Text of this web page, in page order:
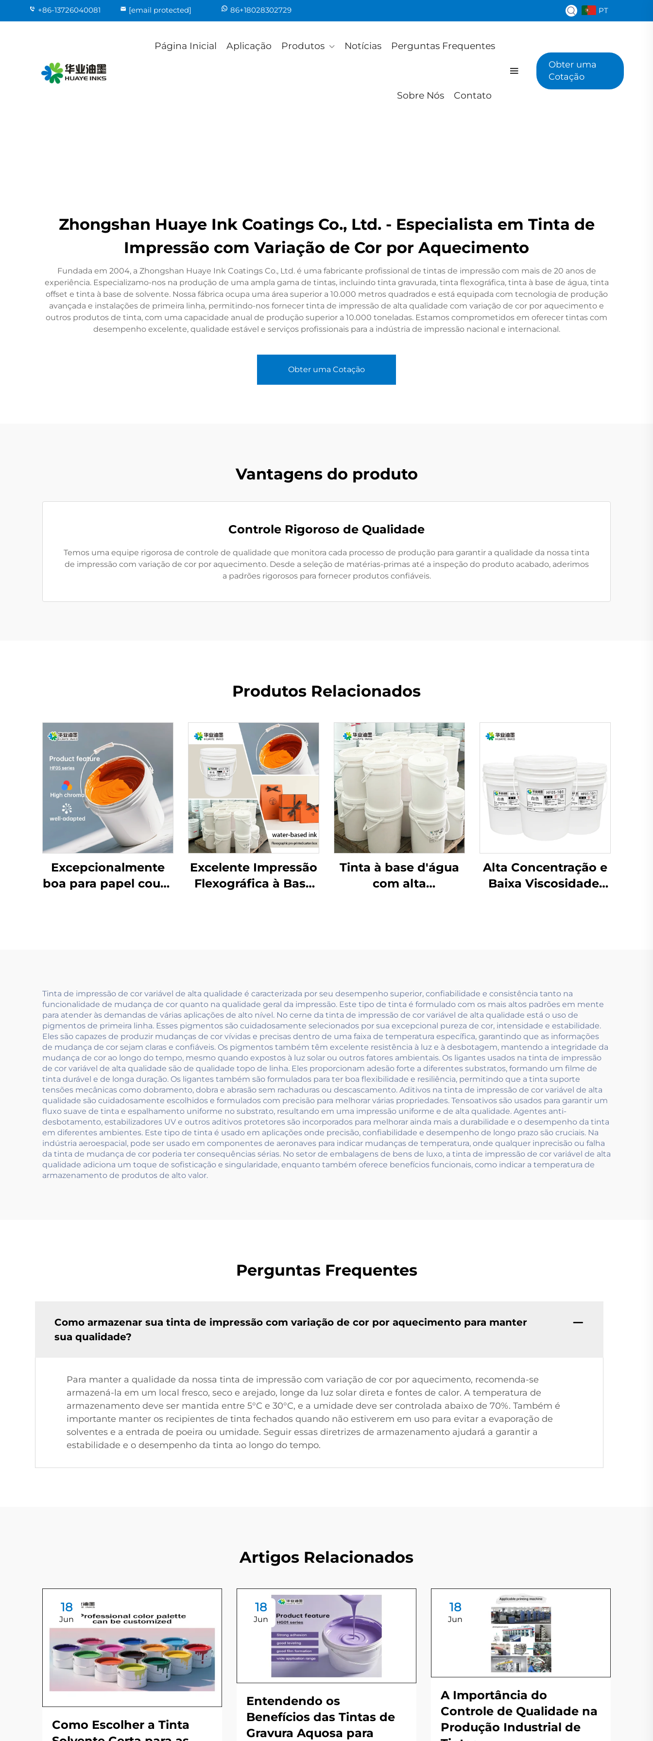
+86-13726040081 [email protected] 86+18028302729 PT
Página Inicial Aplicação Produtos Notícias Perguntas Frequentes
Sobre Nós Contato
Obter uma
Cotação
Zhongshan Huaye Ink Coatings Co., Ltd. - Especialista em Tinta de
Impressão com Variação de Cor por Aquecimento
Fundada em 2004, a Zhongshan Huaye Ink Coatings Co., Ltd. é uma fabricante profissional de tintas de impressão com mais de 20 anos de
experiência. Especializamo-nos na produção de uma ampla gama de tintas, incluindo tinta gravurada, tinta flexográfica, tinta à base de água, tinta
offset e tinta à base de solvente. Nossa fábrica ocupa uma área superior a 10.000 metros quadrados e está equipada com tecnologia de produção
avançada e instalações de primeira linha, permitindo-nos fornecer tinta de impressão de alta qualidade com variação de cor por aquecimento e
outros produtos de tinta, com uma capacidade anual de produção superior a 10.000 toneladas. Estamos comprometidos em oferecer tintas com
desempenho excelente, qualidade estável e serviços profissionais para a indústria de impressão nacional e internacional.
Obter uma Cotação
Vantagens do produto
Controle Rigoroso de Qualidade
Temos uma equipe rigorosa de controle de qualidade que monitora cada processo de produção para garantir a qualidade da nossa tinta
de impressão com variação de cor por aquecimento. Desde a seleção de matérias-primas até a inspeção do produto acabado, aderimos
a padrões rigorosos para fornecer produtos confiáveis.
Produtos Relacionados
Excepcionalmente
boa para papel couro
Excelente Impressão
Flexográfica à Base
Tinta à base d'água
com alta
Alta Concentração e
Baixa Viscosidade,
Tinta de impressão de cor variável de alta qualidade é caracterizada por seu desempenho superior, confiabilidade e consistência tanto na
funcionalidade de mudança de cor quanto na qualidade geral da impressão. Este tipo de tinta é formulado com os mais altos padrões em mente
para atender às demandas de várias aplicações de alto nível. No cerne da tinta de impressão de cor variável de alta qualidade está o uso de
pigmentos de primeira linha. Esses pigmentos são cuidadosamente selecionados por sua excepcional pureza de cor, intensidade e estabilidade.
Eles são capazes de produzir mudanças de cor vívidas e precisas dentro de uma faixa de temperatura específica, garantindo que as informações
de mudança de cor sejam claras e confiáveis. Os pigmentos também têm excelente resistência à luz e à desbotagem, mantendo a integridade da
mudança de cor ao longo do tempo, mesmo quando expostos à luz solar ou outros fatores ambientais. Os ligantes usados na tinta de impressão
de cor variável de alta qualidade são de qualidade topo de linha. Eles proporcionam adesão forte a diferentes substratos, formando um filme de
tinta durável e de longa duração. Os ligantes também são formulados para ter boa flexibilidade e resiliência, permitindo que a tinta suporte
tensões mecânicas como dobramento, dobra e abrasão sem rachaduras ou descascamento. Aditivos na tinta de impressão de cor variável de alta
qualidade são cuidadosamente escolhidos e formulados com precisão para melhorar várias propriedades. Tensoativos são usados para garantir um
fluxo suave de tinta e espalhamento uniforme no substrato, resultando em uma impressão uniforme e de alta qualidade. Agentes anti-
desbotamento, estabilizadores UV e outros aditivos protetores são incorporados para melhorar ainda mais a durabilidade e o desempenho da tinta
em diferentes ambientes. Este tipo de tinta é usado em aplicações onde precisão, confiabilidade e desempenho de longo prazo são cruciais. Na
indústria aeroespacial, pode ser usado em componentes de aeronaves para indicar mudanças de temperatura, onde qualquer inprecisão ou falha
da tinta de mudança de cor poderia ter consequências sérias. No setor de embalagens de bens de luxo, a tinta de impressão de cor variável de alta
qualidade adiciona um toque de sofisticação e singularidade, enquanto também oferece benefícios funcionais, como indicar a temperatura de
armazenamento de produtos de alto valor.
Perguntas Frequentes
Como armazenar sua tinta de impressão com variação de cor por aquecimento para manter
sua qualidade?
Para manter a qualidade da nossa tinta de impressão com variação de cor por aquecimento, recomenda-se
armazená-la em um local fresco, seco e arejado, longe da luz solar direta e fontes de calor. A temperatura de
armazenamento deve ser mantida entre 5°C e 30°C, e a umidade deve ser controlada abaixo de 70%. Também é
importante manter os recipientes de tinta fechados quando não estiverem em uso para evitar a evaporação de
solventes e a entrada de poeira ou umidade. Seguir essas diretrizes de armazenamento ajudará a garantir a
estabilidade e o desempenho da tinta ao longo do tempo.
Artigos Relacionados
18
Jun
Como Escolher a Tinta
18
Jun
Entendendo os
Benefícios das Tintas de
Gravura Aquosa para
18
Jun
A Importância do
Controle de Qualidade na
Produção Industrial de